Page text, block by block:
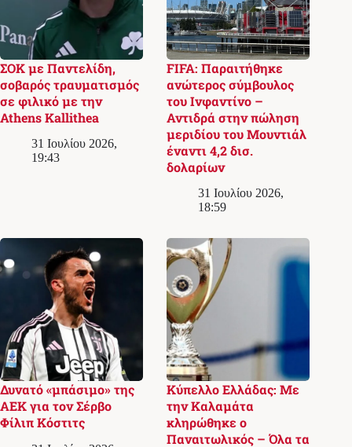
ΣΟΚ με Παντελίδη,
σοβαρός τραυματισμός
σε φιλικό με την
Athens Kallithea
31 Ιουλίου 2026,
19:43
FIFA: Παραιτήθηκε
ανώτερος σύμβουλος
του Ινφαντίνο –
Αντιδρά στην πώληση
μεριδίου του Μουντιάλ
έναντι 4,2 δισ.
δολαρίων
31 Ιουλίου 2026,
18:59
Δυνατό «μπάσιμο» της
ΑΕΚ για τον Σέρβο
Φίλιπ Κόστιτς
Κύπελλο Ελλάδας: Με
την Καλαμάτα
κληρώθηκε ο
Παναιτωλικός – Όλα τα